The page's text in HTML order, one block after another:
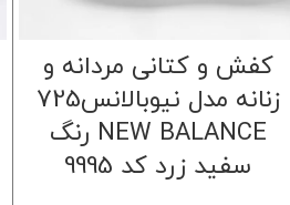
کفش و کتانی مردانه و
زنانه مدل نیوبالانس725
NEW BALANCE رنگ
سفید زرد کد 9995